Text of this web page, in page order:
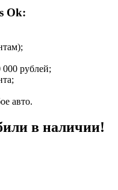
Ok:
рублей;
авто.
в наличии!